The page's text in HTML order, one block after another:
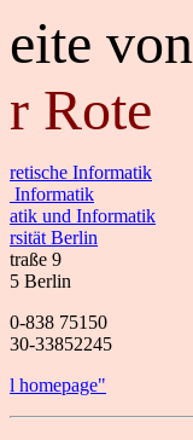
eite von
r Rote
retische Informatik
Informatik
atik und Informatik
rsität Berlin
traße 9
5 Berlin
0-838 75150
30-33852245
l homepage"